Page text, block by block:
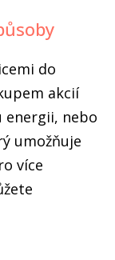
do
akcií
energii, nebo
umožňuje
více